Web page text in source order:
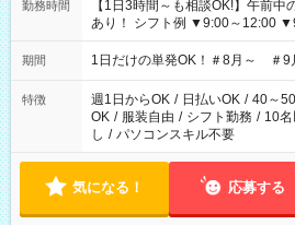
勤務時間
【1日3時間～も相談OK!】午前中
あり！ シフト例 ▼9:00～12:00
▼18:00～21:00
期間 1日だけの単発OK！＃8月～ ＃9
特徴 週1日からOK / 日払いOK / 40～
OK / 服装自由 / シフト勤務 / 10
し / パソコンスキル不要
気になる！ 応募する